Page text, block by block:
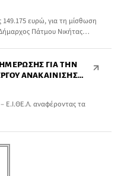
ευρώ, για τη μίσθωση
Πάτμου Νικήτας
ΓΙΑ ΤΗΝ
ΑΝΑΚΑΊΝΙΣΗΣ
Ε.Ι.ΘΕ.Λ. αναφέροντας τα